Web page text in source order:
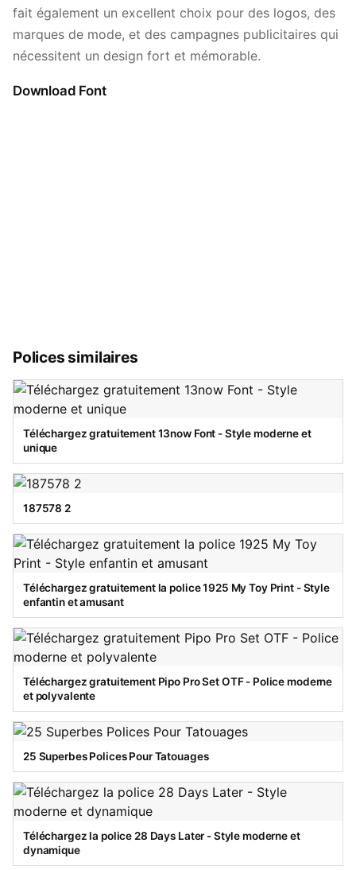
fait également un excellent choix pour des logos, des
marques de mode, et des campagnes publicitaires qui
nécessitent un design fort et mémorable.
Download Font
Polices similaires
Téléchargez gratuitement 13now Font - Style moderne et
unique
187578 2
Téléchargez gratuitement la police 1925 My Toy Print - Style
enfantin et amusant
Téléchargez gratuitement Pipo Pro Set OTF - Police moderne
et polyvalente
25 Superbes Polices Pour Tatouages
Téléchargez la police 28 Days Later - Style moderne et
dynamique